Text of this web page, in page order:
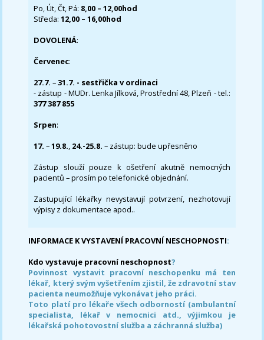
Po, Út, Čt, Pá: 8,00 – 12,00hod
Středa:12,00 – 16,00hod
DOVOLENÁ:
Červenec:
27.7.–31.7. - sestřička v ordinaci
- zástup - MUDr. Lenka Jílková, Prostřední 48, Plzeň - tel.:
377 387 855
Srpen:
17. –19.8., 24.-25.8. – zástup: bude upřesněno
Zástup slouží pouze k ošetření akutně nemocných
pacientů – prosím po telefonické objednání.
Zastupující lékařky nevystavují potvrzení, nezhotovují
výpisy z dokumentace apod..
INFORMACE K VYSTAVENÍ PRACOVNÍ NESCHOPNOSTI:
Kdo vystavuje pracovní neschopnost?
Povinnost vystavit pracovní neschopenku má ten
lékař, který svým vyšetřením zjistil, že zdravotní stav
pacienta neumožňuje vykonávat jeho práci.
Toto platí pro lékaře všech odborností (ambulantní
specialista, lékař v nemocnici atd., výjimkou je
lékařská pohotovostní služba a záchranná služba)